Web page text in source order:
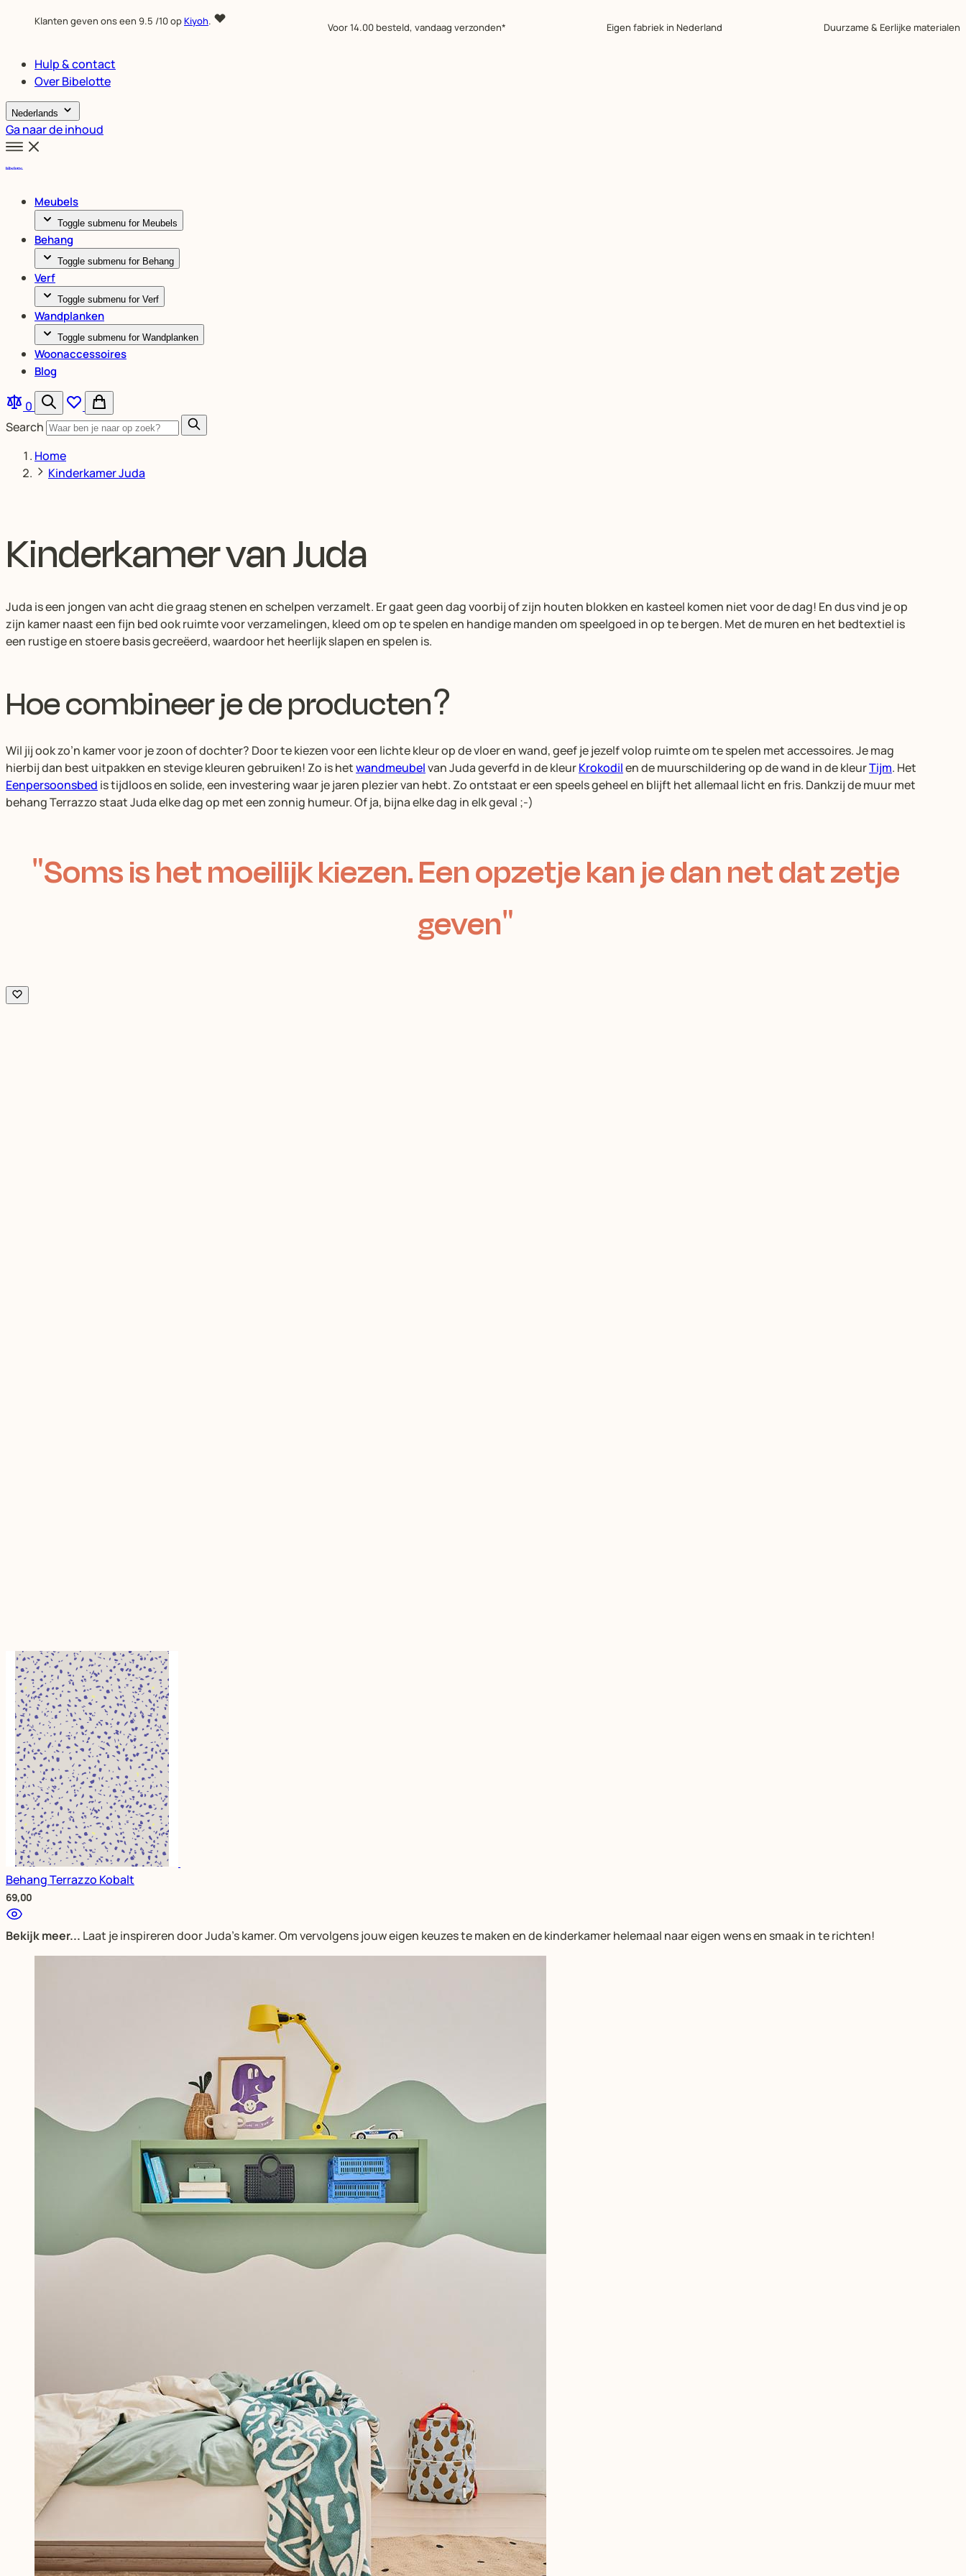
Klanten geven ons een 9.5 /10 opKiyoh. Voor 14.00 besteld, vandaag verzonden* Eigen fabriek in Nederland Duurzame & Eerlijke materialen
Hulp & contact
Over Bibelotte
Nederlands
Ga naar de inhoud
Meubels
Toggle submenu for Meubels
Behang
Toggle submenu for Behang
Verf
Toggle submenu for Verf
Wandplanken
Toggle submenu for Wandplanken
Woonaccessoires
Blog
0
Search
Home
Kinderkamer Juda
Kinderkamer van Juda
Juda is een jongen van acht die graag stenen en schelpen verzamelt. Er gaat geen dag voorbij of zijn houten blokken en kasteel komen niet voor de dag! En dus vind je op
zijn kamer naast een fijn bed ook ruimte voor verzamelingen, kleed om op te spelen en handige manden om speelgoed in op te bergen. Met de muren en het bedtextiel is
een rustige en stoere basis gecreëerd, waardoor het heerlijk slapen en spelen is.
Hoe combineer je de producten?
Wil jij ook zo’n kamer voor je zoon of dochter? Door te kiezen voor een lichte kleur op de vloer en wand, geef je jezelf volop ruimte om te spelen met accessoires. Je mag
hierbij dan best uitpakken en stevige kleuren gebruiken! Zo is hetwandmeubelvan Juda geverfd in de kleurKrokodilen de muurschildering op de wand in de kleurTijm. Het
Eenpersoonsbed is tijdloos en solide, een investering waar je jaren plezier van hebt. Zo ontstaat er een speels geheel en blijft het allemaal licht en fris. Dankzij de muur met
behang Terrazzo staat Juda elke dag op met een zonnig humeur. Of ja, bijna elke dag in elk geval ;-)
Soms is het moeilijk kiezen. Een opzetje kan je dan net dat zetje
geven
Behang Terrazzo Kobalt
69,00
Bekijk meer... Laat je inspireren door Juda’s kamer. Om vervolgens jouw eigen keuzes te maken en de kinderkamer helemaal naar eigen wens en smaak in te richten!